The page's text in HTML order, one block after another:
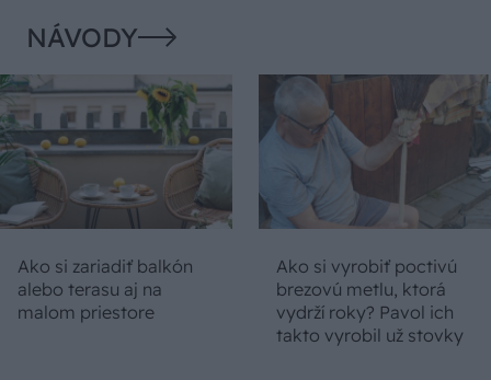
NÁVODY
Ako si zariadiť balkón
alebo terasu aj na
malom priestore
Ako si vyrobiť poctivú
brezovú metlu, ktorá
vydrží roky? Pavol ich
takto vyrobil už stovky